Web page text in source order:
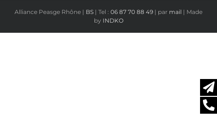
Alliance Peasge Rhône | BS | Tel : 06 87 70 88 49 | par mail | Made
by INDKO